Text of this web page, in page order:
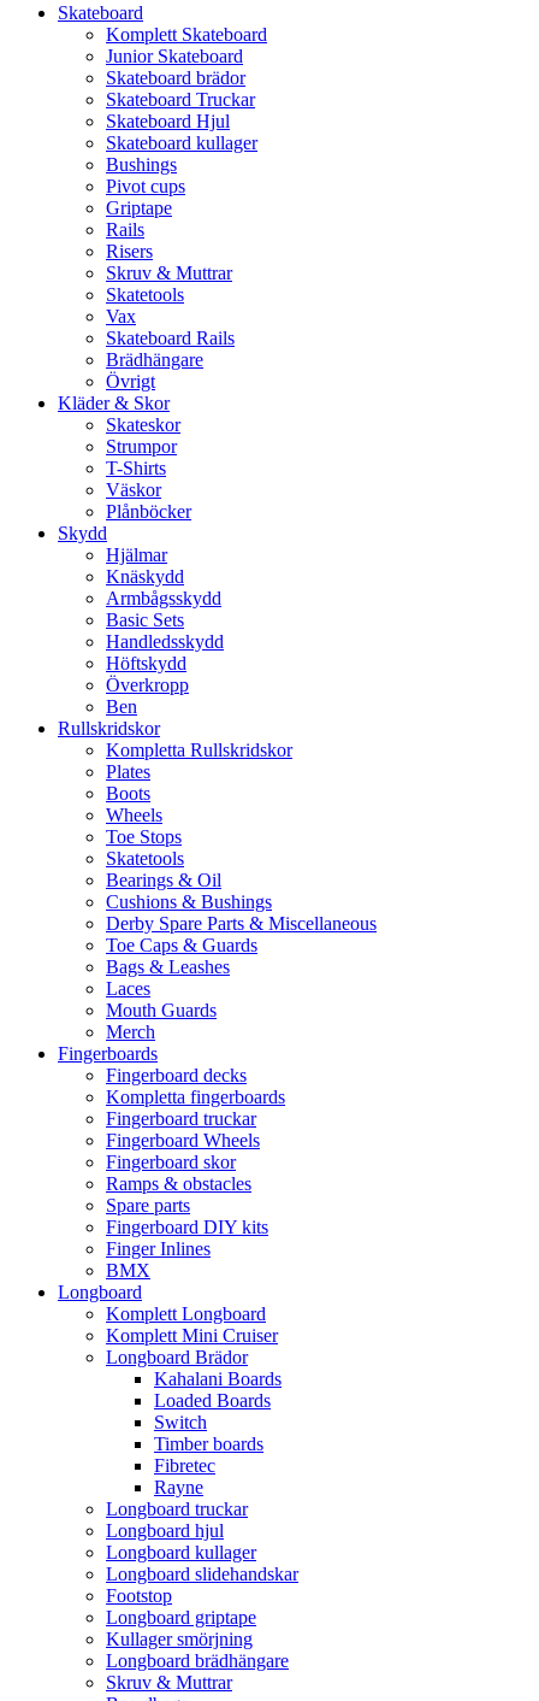
Skateboard
Komplett Skateboard
Junior Skateboard
Skateboard brädor
Skateboard Truckar
Skateboard Hjul
Skateboard kullager
Bushings
Pivot cups
Griptape
Rails
Risers
Skruv & Muttrar
Skatetools
Vax
Skateboard Rails
Brädhängare
Övrigt
Kläder & Skor
Skateskor
Strumpor
T-Shirts
Väskor
Plånböcker
Skydd
Hjälmar
Knäskydd
Armbågsskydd
Basic Sets
Handledsskydd
Höftskydd
Överkropp
Ben
Rullskridskor
Kompletta Rullskridskor
Plates
Boots
Wheels
Toe Stops
Skatetools
Bearings & Oil
Cushions & Bushings
Derby Spare Parts & Miscellaneous
Toe Caps & Guards
Bags & Leashes
Laces
Mouth Guards
Merch
Fingerboards
Fingerboard decks
Kompletta fingerboards
Fingerboard truckar
Fingerboard Wheels
Fingerboard skor
Ramps & obstacles
Spare parts
Fingerboard DIY kits
Finger Inlines
BMX
Longboard
Komplett Longboard
Komplett Mini Cruiser
Longboard Brädor
Kahalani Boards
Loaded Boards
Switch
Timber boards
Fibretec
Rayne
Longboard truckar
Longboard hjul
Longboard kullager
Longboard slidehandskar
Footstop
Longboard griptape
Kullager smörjning
Longboard brädhängare
Skruv & Muttrar